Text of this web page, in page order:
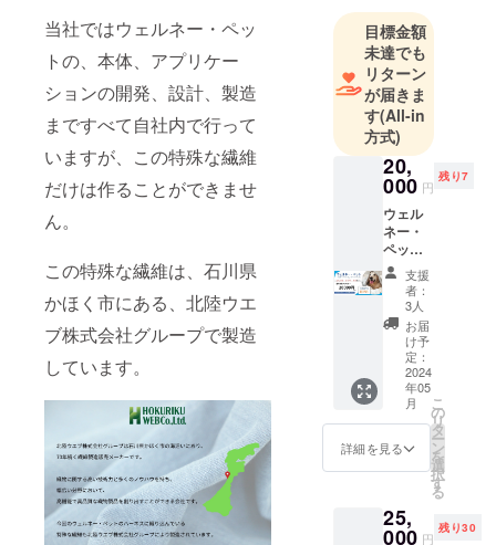
当社ではウェルネー・ペッ
トの、本体、アプリケー
ションの開発、設計、製造
まですべて自社内で行って
いますが、この特殊な繊維
だけは作ることができませ
ん。
この特殊な繊維は、石川県
かほく市にある、北陸ウエ
ブ株式会社グループで製造
しています。
目標金額
未達でも
リターン
が届きま
す(All-in
方式)
20,
000 円
残り7
ウェル
ネー・
ペット1
台と
ゲート
ウェイ1
台と
ハーネ
ス2本の
セッ
ト。
ハーネ
スはそ
れぞれ
任意の
サイズ
選びく
ださ
支援
者：
3人
お届
け予
定：
2024
年05
月
詳細を見る
こ
の
リ
タ
ー
ン
を
選
択
す
る
25,
000 円
残り30